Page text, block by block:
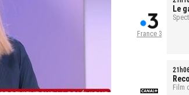
France 3
Le
21h06
Film